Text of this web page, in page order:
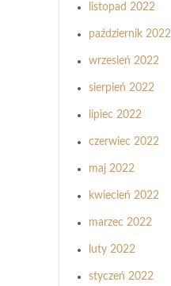
listopad 2022
październik 2022
wrzesień 2022
sierpień 2022
lipiec 2022
czerwiec 2022
maj 2022
kwiecień 2022
marzec 2022
luty 2022
styczeń 2022